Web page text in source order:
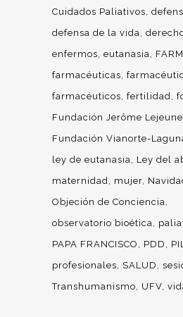
Cuidados Paliativos
defensa de la vida
enfermos eutanasia
farmacéuticas
farmacéuticos fertilidad
Fundación Jerôme Lejeune
Fundación Vianorte-
ley de eutanasia
Ley del
maternidad
mujer
Objeción de Conciencia
observatorio bioética
PAPA FRANCISCO
PDD
profesionales
SALUD
Transhumanismo
UFV